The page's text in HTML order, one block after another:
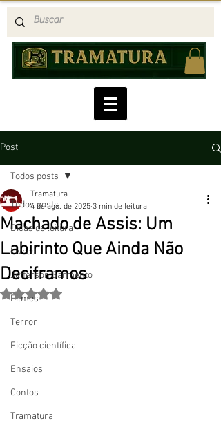
Post
Todos posts
Dicas de leitura
Livros
Jefferson Sarmento
Filmes
Terror
Ficção científica
Ensaios
Contos
Tramatura
Todos posts
Machado de Assis: Um
Labirinto Que Ainda Não
Deciframos
Tramatura
4 de ago. de 2025 3 min de leitura
Avaliado com NaN de 5 estrelas.